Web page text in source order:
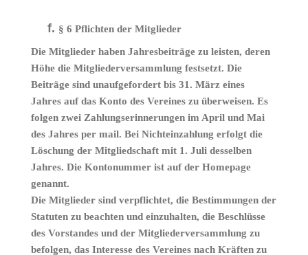
§ 6 Pflichten der Mitglieder
Die Mitglieder haben Jahresbeiträge zu leisten, deren
Höhe die Mitgliederversammlung festsetzt. Die
Beiträge sind unaufgefordert bis 31. März eines
Jahres auf das Konto des Vereines zu überweisen. Es
folgen zwei Zahlungserinnerungen im April und Mai
des Jahres per mail. Bei Nichteinzahlung erfolgt die
Löschung der Mitgliedschaft mit 1. Juli desselben
Jahres. Die Kontonummer ist auf der Homepage
genannt.
Die Mitglieder sind verpflichtet, die Bestimmungen der
Statuten zu beachten und einzuhalten, die Beschlüsse
des Vorstandes und der Mitgliederversammlung zu
befolgen, das Interesse des Vereines nach Kräften zu